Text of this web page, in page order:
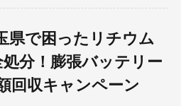
県で困ったリチウム
分！膨張バッテリー
回収キャンペーン